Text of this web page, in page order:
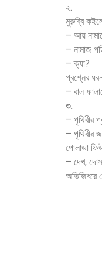
২.
মুরুব্বি
– আয়
– নামাজ
– ক্যা?
প্রশ্নের
– বাল
৩.
– পৃথিবীর
– পৃথিবীর
পোলাডা
– দেখ,
অভিজিৎরে